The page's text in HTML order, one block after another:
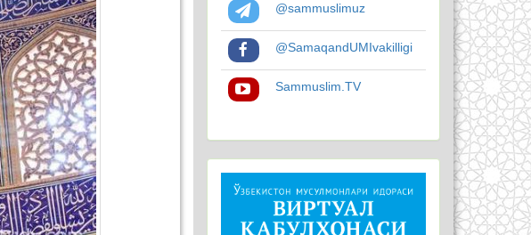
@sammuslimuz
@SamaqandUMIvakilligi
Sammuslim.TV